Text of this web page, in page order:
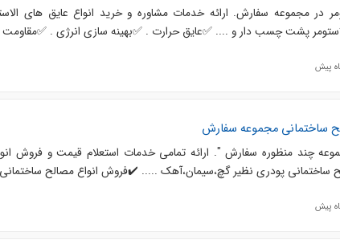
در مجموعه سفارش. ارائه خدمات مشاوره و خرید انواع عایق های
پشت چسب دار و .... ✅️عایق حرارت . ✅️بهینه سازی انرژی . ✅️مقاومت
ساختمانی مجموعه سفارش
چند منظوره سفارش ". ارائه تمامی خدمات استعلام قیمت و فروش
ساختمانی پودری نظیر گچ،سیمان،آهک ..... ✔️فروش انواع مصالح ساختمانی